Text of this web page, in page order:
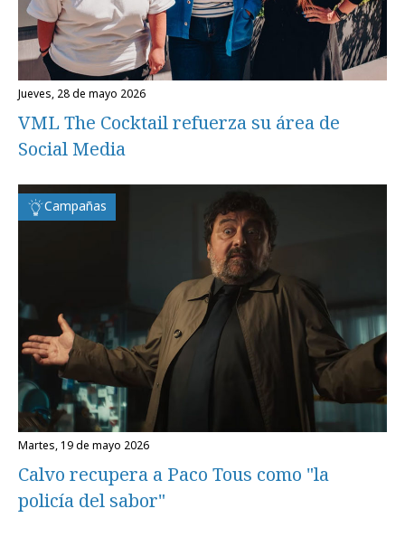
jueves, 28 de mayo 2026
VML The Cocktail refuerza su área de
Social Media
Campañas
martes, 19 de mayo 2026
Calvo recupera a Paco Tous como "la
policía del sabor"